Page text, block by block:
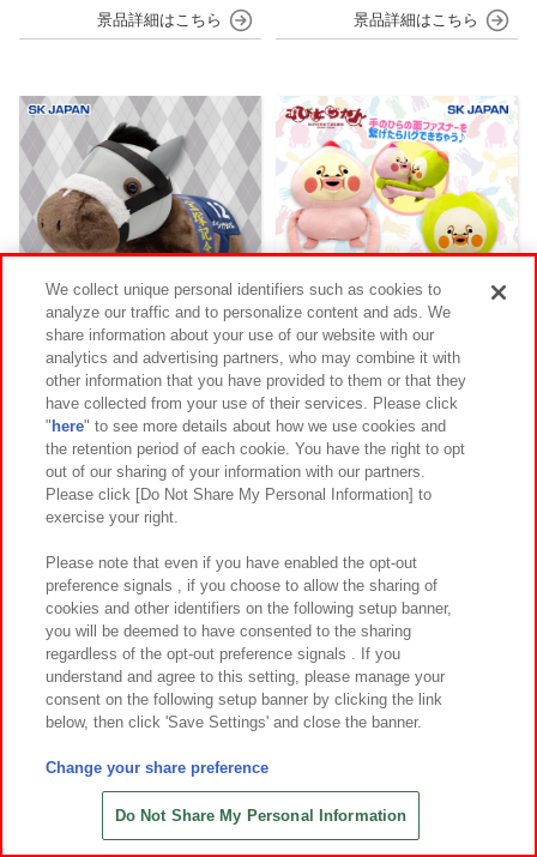
サラブレッドコレクション ふわふ
わBIGぬいぐるみ(メイショウタバル)
2026年6月第2週～登場
こびとづかん ついていくよBIGぬい
ぐるみ
2026年6月第2週～登場
ぷにゅる わんわんシリコンスクイー
2026年6月第2週～登場
呪術廻戦 懐玉・玉折 Luminasta
We collect unique personal identifiers such as cookies to
analyze our traffic and to personalize content and ads. We
share information about your use of our website with our
analytics and advertising partners, who may combine it with
other information that you have provided to them or that they
have collected from your use of their services. Please click
" here" to see more details about how we use cookies and
the retention period of each cookie. You have the right to opt
out of our sharing of your information with our partners.
Please click [Do Not Share My Personal Information] to
exercise your right.
Please note that even if you have enabled the opt-out
preference signals , if you choose to allow the sharing of
cookies and other identifiers on the following setup banner,
you will be deemed to have consented to the sharing
regardless of the opt-out preference signals . If you
understand and agree to this setting, please manage your
consent on the following setup banner by clicking the link
below, then click 'Save Settings' and close the banner.
Change your share preference
Do Not Share My Personal Information